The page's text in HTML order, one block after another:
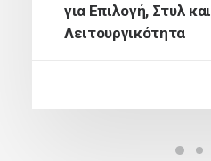
για Επιλογή, Στυλ και
Λειτουργικότητα